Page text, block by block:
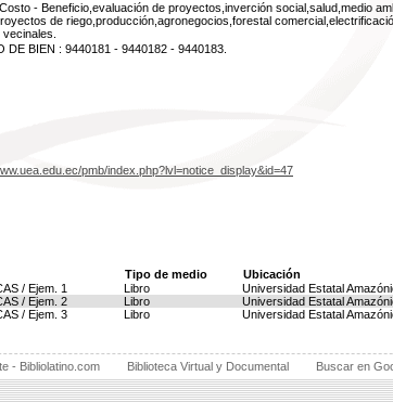
- Beneficio,evaluación de proyectos,inverción social,salud,medio
de riego,producción,agronegocios,forestal
DE BIEN : 9440181 - 9440182 - 9440183.
pmb/index.php?lvl=notice_display&id=47
Tipo de medio Ubicación
/ Ejem. 1 Libro Universidad Estatal
/ Ejem. 2 Libro Universidad Estatal
/ Ejem. 3 Libro Universidad Estatal
- Bibliolatino.com Biblioteca Virtual y Documental Buscar en